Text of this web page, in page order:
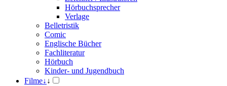
Hörbuchsprecher
Verlage
Belletristik
Comic
Englische Bücher
Fachliteratur
Hörbuch
Kinder- und Jugendbuch
Filme↓ ↓